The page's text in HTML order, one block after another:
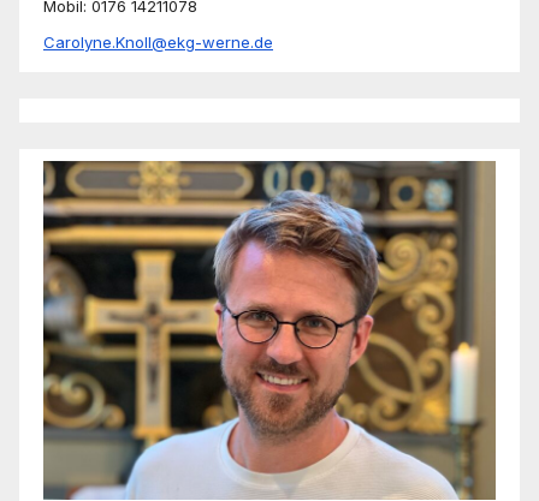
Mobil: 0176 14211078
Carolyne.Knoll@ekg-werne.de